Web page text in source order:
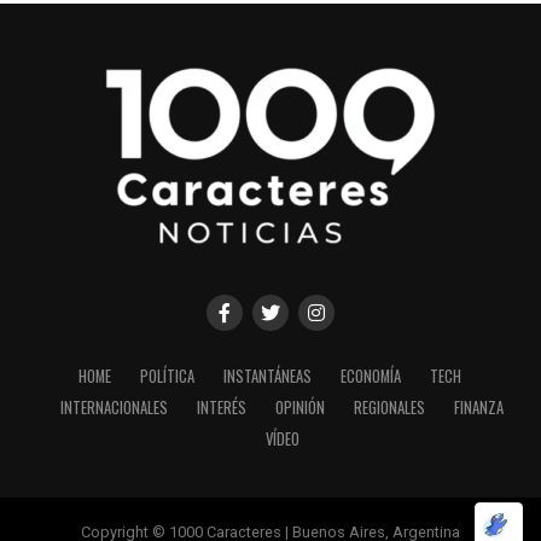
HOME POLÍTICA INSTANTÁNEAS ECONOMÍA
TECH
INTERNACIONALES
INTERÉS OPINIÓN REGIONALES
FINANZA
VÍDEO
Copyright © 1000 Caracteres | Buenos Aires, Argentina